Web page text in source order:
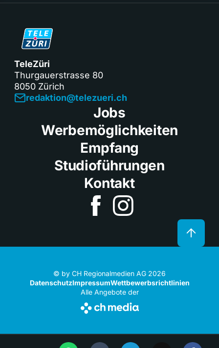
TeleZüri
Thurgauerstrasse 80
8050 Zürich
redaktion@telezueri.ch
Jobs
Werbemöglichkeiten
Empfang
Studioführungen
Kontakt
© by CH Regionalmedien AG 2026
DatenschutzImpressumWettbewerbsrichtlinien
Alle Angebote der